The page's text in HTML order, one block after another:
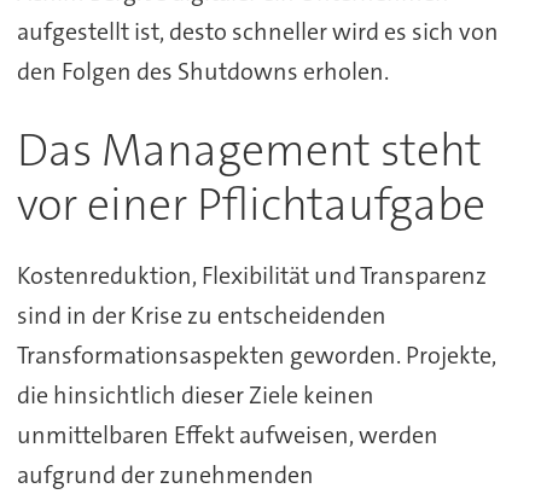
aufgestellt ist, desto schneller wird es sich von
den Folgen des Shutdowns erholen.
Das Management steht
vor einer Pflichtaufgabe
Kostenreduktion, Flexibilität und Transparenz
sind in der Krise zu entscheidenden
Transformationsaspekten geworden. Projekte,
die hinsichtlich dieser Ziele keinen
unmittelbaren Effekt aufweisen, werden
aufgrund der zunehmenden